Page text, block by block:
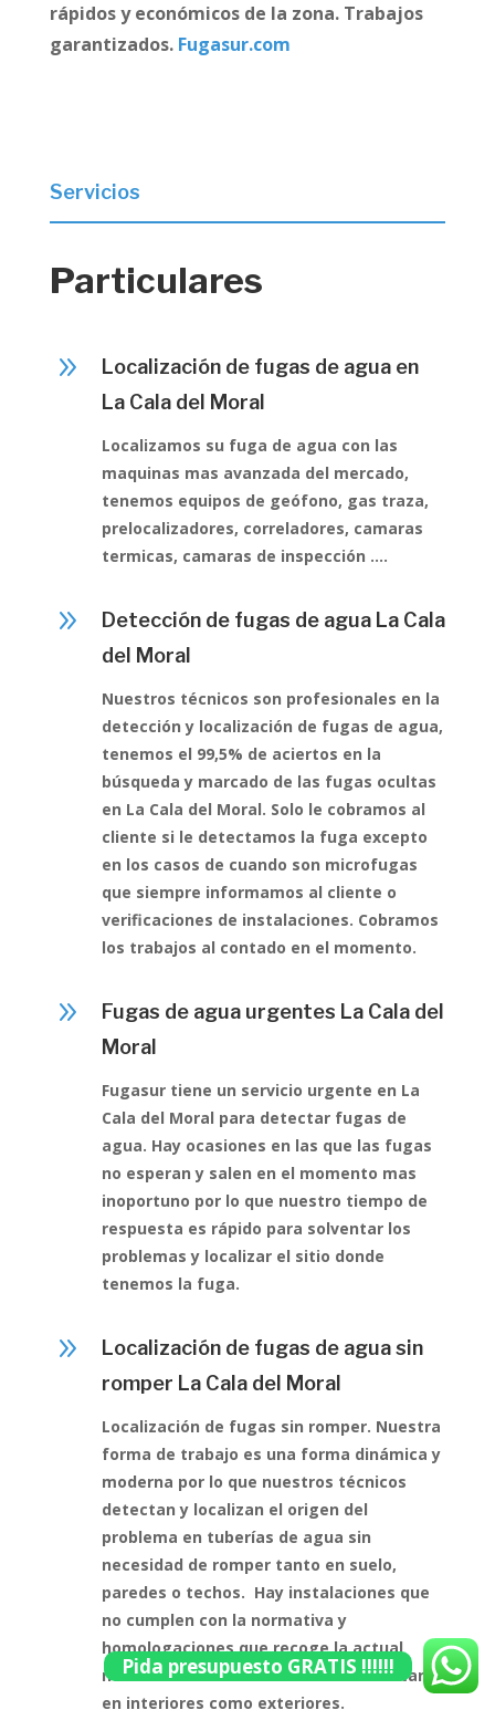
rápidos y económicos de la zona. Trabajos
garantizados. Fugasur.com
Servicios
Particulares
9
Localización de fugas de agua en
La Cala del Moral
Localizamos su fuga de agua con las
maquinas mas avanzada del mercado,
tenemos equipos de geófono, gas traza,
prelocalizadores, correladores, camaras
termicas, camaras de inspección ….
9
Detección de fugas de agua La Cala
del Moral
Nuestros técnicos son profesionales en la
detección y localización de fugas de agua,
tenemos el 99,5% de aciertos en la
búsqueda y marcado de las fugas ocultas
en La Cala del Moral. Solo le cobramos al
cliente si le detectamos la fuga excepto
en los casos de cuando son microfugas
que siempre informamos al cliente o
verificaciones de instalaciones. Cobramos
los trabajos al contado en el momento.
9
Fugas de agua urgentes La Cala del
Moral
Fugasur tiene un servicio urgente en La
Cala del Moral para detectar fugas de
agua. Hay ocasiones en las que las fugas
no esperan y salen en el momento mas
inoportuno por lo que nuestro tiempo de
respuesta es rápido para solventar los
problemas y localizar el sitio donde
tenemos la fuga.
9
Localización de fugas de agua sin
romper La Cala del Moral
Localización de fugas sin romper. Nuestra
forma de trabajo es una forma dinámica y
moderna por lo que nuestros técnicos
detectan y localizan el origen del
problema en tuberías de agua sin
necesidad de romper tanto en suelo,
paredes o techos. Hay instalaciones que
no cumplen con la normativa y
homologaciones que recoge la actual
normativa de fontanería en edificios tanto
en interiores como exteriores.
Pida presupuesto GRATIS !!!!!!